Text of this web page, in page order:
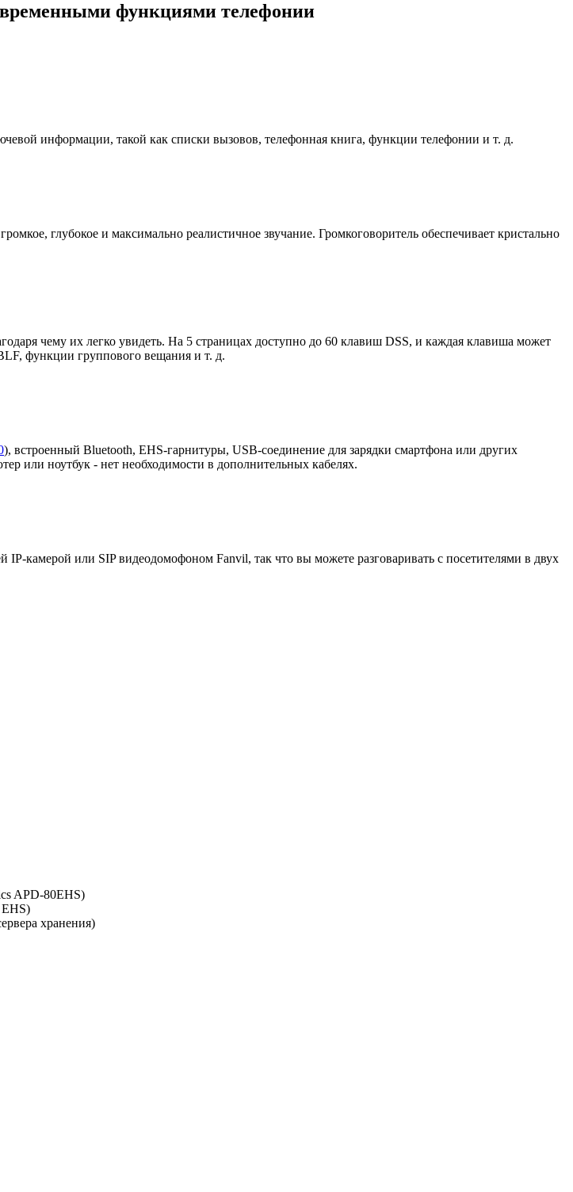
функциями телефонии
информации, такой как списки вызовов, телефонная книга, функции телефонии и т. д.
глубокое и максимально реалистичное звучание. Громкоговоритель обеспечивает кристально
чему их легко увидеть. На 5 страницах доступно до 60 клавиш DSS, и каждая клавиша может
функции группового вещания и т. д.
), встроенный Bluetooth, EHS-гарнитуры, USB-соединение для зарядки смартфона или других
или ноутбук - нет необходимости в дополнительных кабелях.
камерой или SIP видеодомофоном Fanvil, так что вы можете разговаривать с посетителями в двух
APD-80EHS)
хранения)